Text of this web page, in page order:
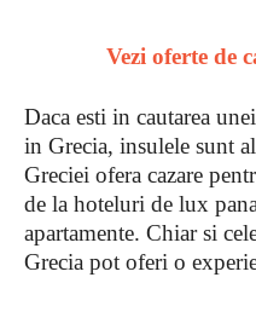
Vezi oferte de
Daca esti in cautarea
in Grecia, insulele sunt
Greciei ofera cazare
de la hoteluri de lux
apartamente. Chiar si
Grecia pot oferi o